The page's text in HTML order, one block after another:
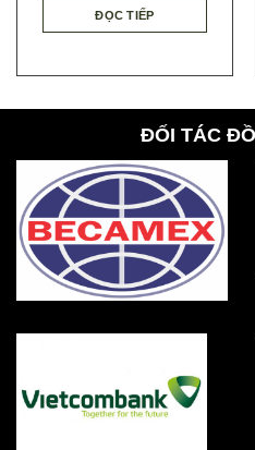
ĐỌC TIẾP
ĐỐI TÁC